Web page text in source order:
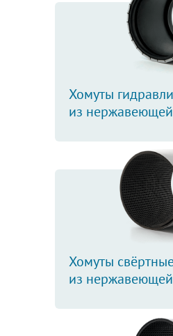
Хомуты
из нержавеющей
Хомуты
из нержавеющей